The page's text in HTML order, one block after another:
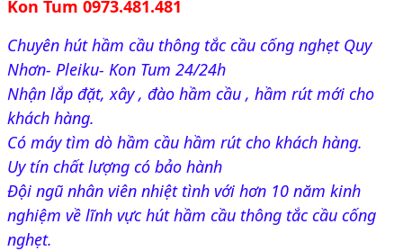
Kon Tum 0973.481.481
Chuyên hút hầm cầu thông tắc cầu cống nghẹt Quy
Nhơn- Pleiku- Kon Tum 24/24h
Nhận lắp đặt, xây , đào hầm cầu , hầm rút mới cho
khách hàng.
Có máy tìm dò hầm cầu hầm rút cho khách hàng.
Uy tín chất lượng có bảo hành
Đội ngũ nhân viên nhiệt tình với hơn 10 năm kinh
nghiệm về lĩnh vực hút hầm cầu thông tắc cầu cống
nghẹt.